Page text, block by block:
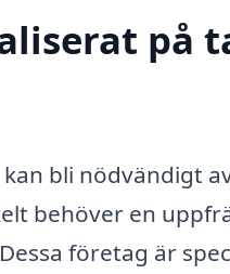
på
bli nödvändigt
behöver en
företag är